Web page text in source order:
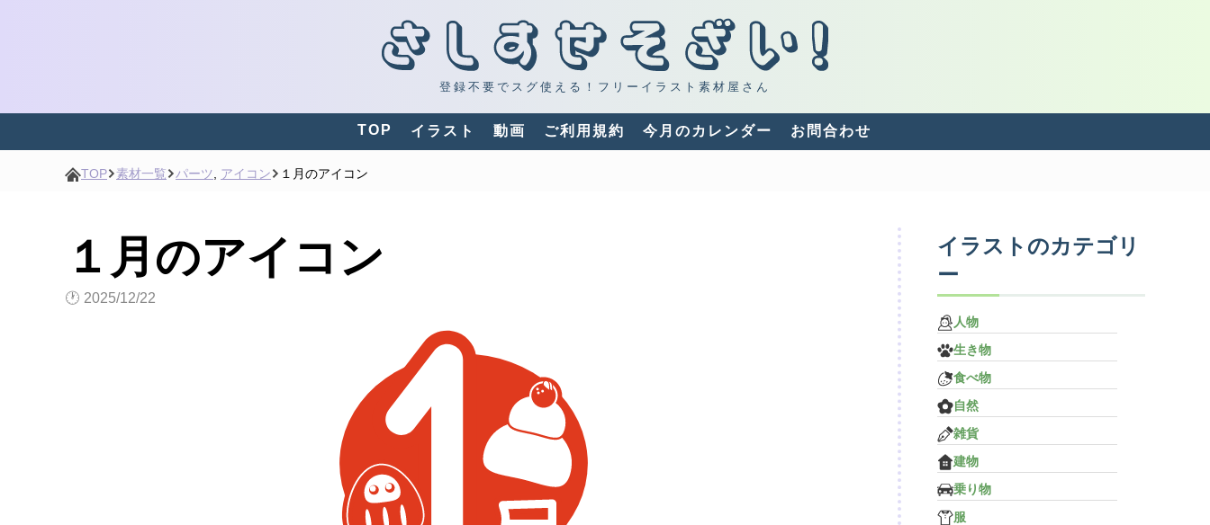
登録不要でスグ使える！フリーイラスト素材屋さん
TOP イラスト 動画 ご利用規約 今月のカレンダー お問合わせ
TOP 素材一覧 パーツ アイコン １月のアイコン
１月のアイコン
🕐 2025/12/22
イラストのカテゴリ
ー
人物
生き物
食べ物
自然
雑貨
建物
乗り物
服